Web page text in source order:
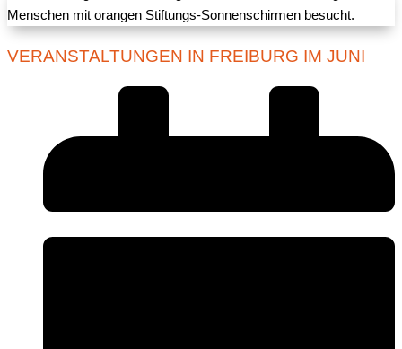
VERANSTALTUNGEN IN FREIBURG IM JUNI